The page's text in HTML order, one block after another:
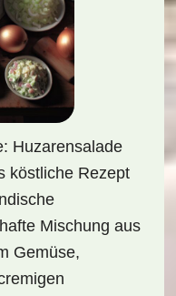
Huzarensalade
köstliche Rezept
Mischung aus
Gemüse,